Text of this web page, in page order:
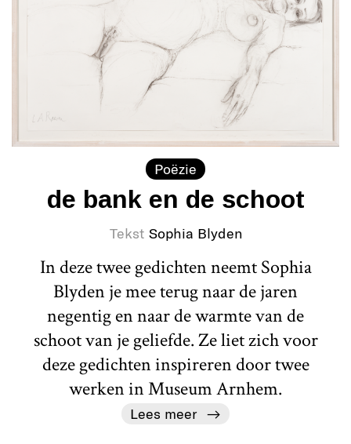
Poëzie
de bank en de schoot
Tekst Sophia Blyden
In deze twee gedichten neemt Sophia
Blyden je mee terug naar de jaren
negentig en naar de warmte van de
schoot van je geliefde. Ze liet zich voor
deze gedichten inspireren door twee
werken in Museum Arnhem.
Lees meer